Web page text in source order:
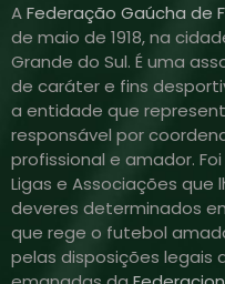
AFederação Gaúcha de
de maio de 1918, na
Grande do Sul. É uma
de caráter e fins
a entidade que
responsável por
profissional e amador.
Ligas e Associações que
deveres determinados
que rege o futebol
pelas disposições legais